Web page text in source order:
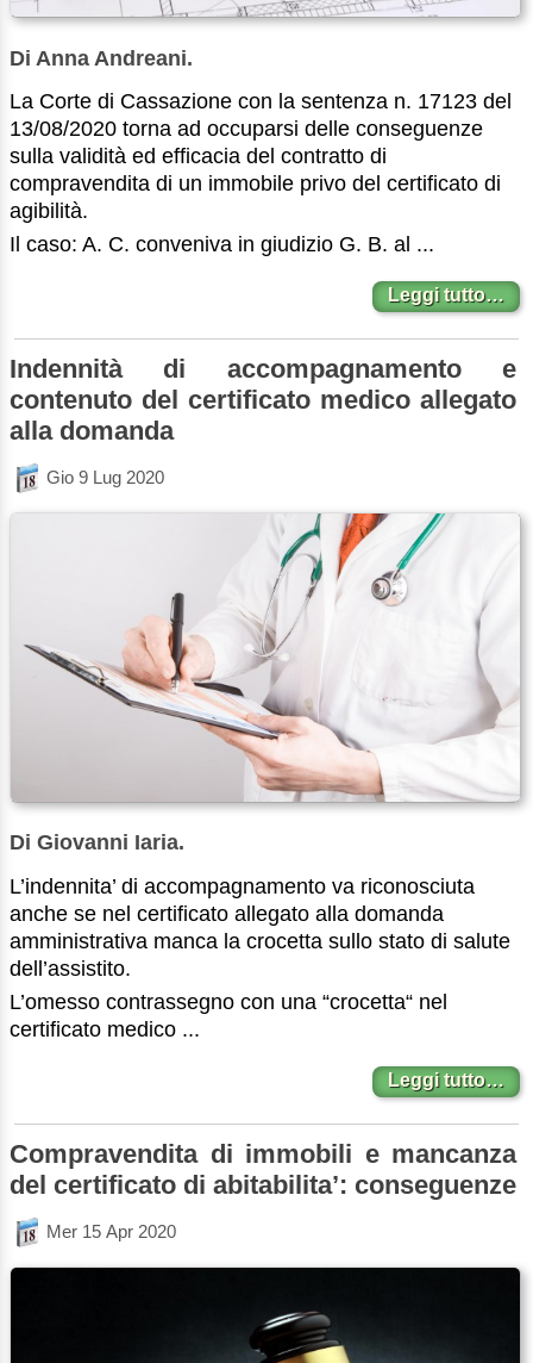
Di Anna Andreani.
La Corte di Cassazione con la sentenza n. 17123 del
13/08/2020 torna ad occuparsi delle conseguenze
sulla validità ed efficacia del contratto di
compravendita di un immobile privo del certificato di
agibilità.
Il caso: A. C. conveniva in giudizio G. B. al ...
Leggi tutto…
Indennità di accompagnamento e
contenuto del certificato medico allegato
alla domanda
Gio 9 Lug 2020
Di Giovanni Iaria.
L’indennita’ di accompagnamento va riconosciuta
anche se nel certificato allegato alla domanda
amministrativa manca la crocetta sullo stato di salute
dell’assistito.
L’omesso contrassegno con una “crocetta“ nel
certificato medico ...
Leggi tutto…
Compravendita di immobili e mancanza
del certificato di abitabilita’: conseguenze
Mer 15 Apr 2020